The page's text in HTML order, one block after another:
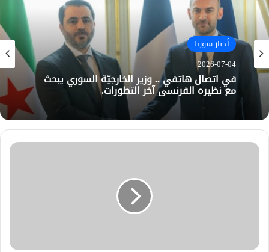
أخبار سوريا
2026-07-04
في اتصال هاتفي .. وزير الخارجيّة السوري يبحث
مع نظيره الفرنسي آخر التطورات.